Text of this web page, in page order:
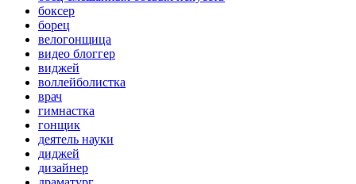
боксер
борец
велогонщица
видео блоггер
виджей
воллейболистка
врач
гимнастка
гонщик
деятель науки
диджей
дизайнер